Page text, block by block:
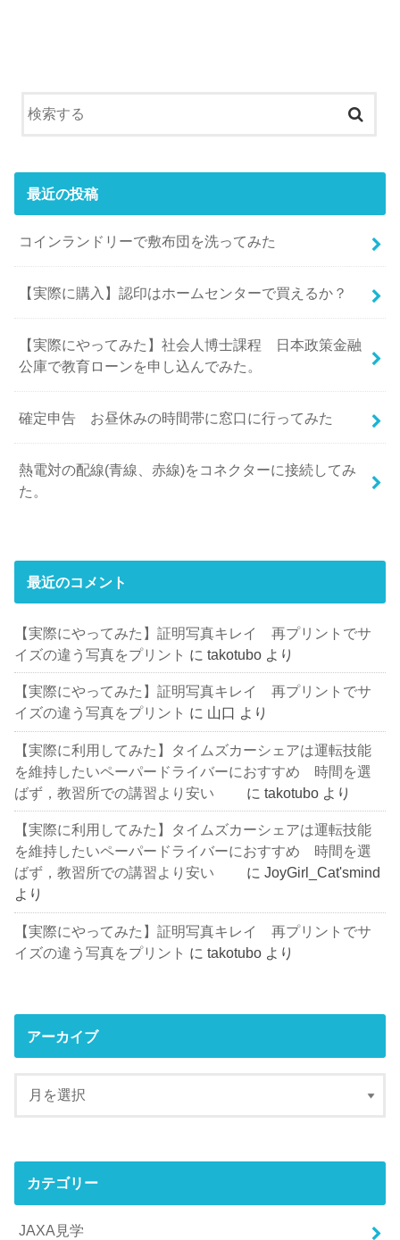
最近の投稿
コインランドリーで敷布団を洗ってみた
【実際に購入】認印はホームセンターで買えるか？
【実際にやってみた】社会人博士課程 日本政策金融
公庫で教育ローンを申し込んでみた。
確定申告 お昼休みの時間帯に窓口に行ってみた
熱電対の配線(青線、赤線)をコネクターに接続してみ
た。
最近のコメント
【実際にやってみた】証明写真キレイ 再プリントでサ
イズの違う写真をプリント にtakotubo より
【実際にやってみた】証明写真キレイ 再プリントでサ
イズの違う写真をプリント に 山口 より
【実際に利用してみた】タイムズカーシェアは運転技能
を維持したいペーパードライバーにおすすめ 時間を選
ばず，教習所での講習より安い
にtakotubo より
【実際に利用してみた】タイムズカーシェアは運転技能
を維持したいペーパードライバーにおすすめ 時間を選
ばず，教習所での講習より安い
にJoyGirl_Cat'smind
より
【実際にやってみた】証明写真キレイ 再プリントでサ
イズの違う写真をプリント にtakotubo より
アーカイブ
カテゴリー
JAXA見学